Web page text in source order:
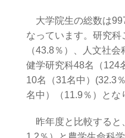
大学院生の総数は
なっています。研究
（43.8％）、人文社
健学研究科48名（124
10名（31名中）(32.3
名中）（11.9％）とな
昨年度と比較すると